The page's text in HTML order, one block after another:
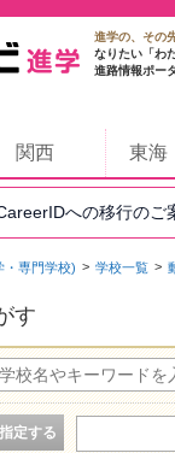
進学の、その
なりたい「わ
進路情報ポー
関西 東海
への移行のご
・専門学校) 学校一覧
す
指定する